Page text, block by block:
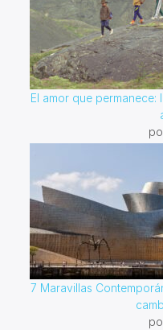
El amor que
7 Maravillas